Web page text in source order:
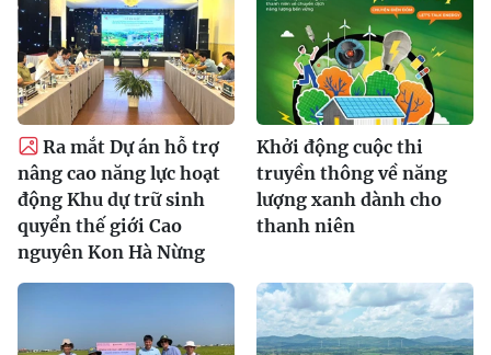
Ra mắt Dự án hỗ trợ
nâng cao năng lực hoạt
động Khu dự trữ sinh
quyển thế giới Cao
nguyên Kon Hà Nừng
Khởi động cuộc thi
truyền thông về năng
lượng xanh dành cho
thanh niên